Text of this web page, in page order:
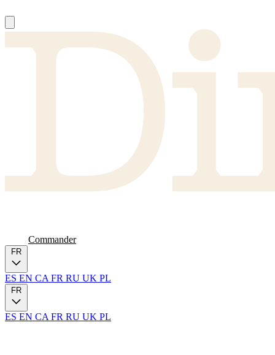
Commander
FR
ES EN CA FR RU UK PL
FR
ES EN CA FR RU UK PL